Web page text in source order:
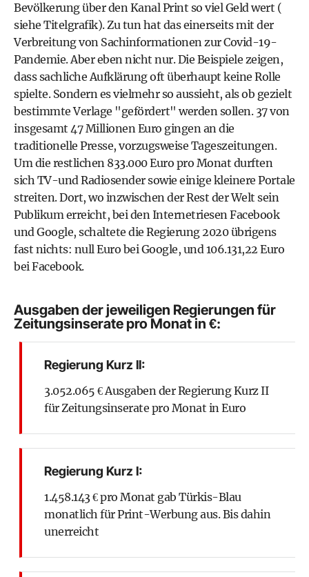
Bevölkerung über den Kanal Print so viel Geld wert (
siehe Titelgrafik). Zu tun hat das einerseits mit der
Verbreitung von Sachinformationen zur Covid-19-
Pandemie. Aber eben nicht nur. Die Beispiele zeigen,
dass sachliche Aufklärung oft überhaupt keine Rolle
spielte. Sondern es vielmehr so aussieht, als ob gezielt
bestimmte Verlage "gefördert" werden sollen. 37 von
insgesamt 47 Millionen Euro gingen an die
traditionelle Presse, vorzugsweise Tageszeitungen.
Um die restlichen 833.000 Euro pro Monat durften
sich TV-und Radiosender sowie einige kleinere Portale
streiten. Dort, wo inzwischen der Rest der Welt sein
Publikum erreicht, bei den Internetriesen Facebook
und Google, schaltete die Regierung 2020 übrigens
fast nichts: null Euro bei Google, und 106.131,22 Euro
bei Facebook.
Ausgaben der jeweiligen Regierungen für
Zeitungsinserate pro Monat in €:
Regierung Kurz II:
3.052.065 € Ausgaben der Regierung Kurz II
für Zeitungsinserate pro Monat in Euro
Regierung Kurz I:
1.458.143 € pro Monat gab Türkis-Blau
monatlich für Print-Werbung aus. Bis dahin
unerreicht